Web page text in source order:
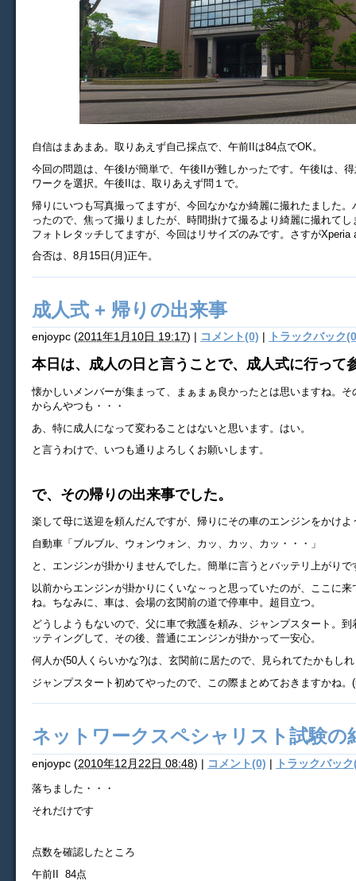
自信はまあまあ。取りあえず自己採点で、午前IIは84点でOK。
今回の問題は、午後Iが簡単で、午後IIが難しかったです。午後Iは、
ワークを選択。午後IIは、取りあえず問１で。
帰りにいつも写真撮ってますが、今回なかなか綺麗に撮れたました。
ったので、焦って撮りましたが、時間掛けて撮るより綺麗に撮れて
フォトレタッチしてますが、今回はリサイズのみです。さすがXperia
合否は、8月15日(月)正午。
成人式 + 帰りの出来事
enjoypc (2011年1月10日 19:17) | コメント(0) | トラックバック
本日は、成人の日と言うことで、成人式に行って
懐かしいメンバーが集まって、まぁまぁ良かったとは思いますね。そ
からんやつも・・・
あ、特に成人になって変わることはないと思います。はい。
と言うわけで、いつも通りよろしくお願いします。
で、その帰りの出来事でした。
楽して母に送迎を頼んだんですが、帰りにその車のエンジンをかけよ
自動車「ブルブル、ウォンウォン、カッ、カッ、カッ・・・」
と、エンジンが掛かりませんでした。簡単に言うとバッテリ上がりで
以前からエンジンが掛かりにくいな～っと思っていたのが、ここに来
ね。ちなみに、車は、会場の玄関前の道で停車中。超目立つ。
どうしようもないので、父に車で救護を頼み、ジャンプスタート。到
ッティングして、その後、普通にエンジンが掛かって一安心。
何人か(50人くらいかな?)は、玄関前に居たので、見られてたかもし
ジャンプスタート初めてやったので、この際まとめておきますかね。
ネットワークスペシャリスト試験の
enjoypc (2010年12月22日 08:48) | コメント(0) | トラックバッ
落ちました・・・
それだけです
点数を確認したところ
午前II
84点